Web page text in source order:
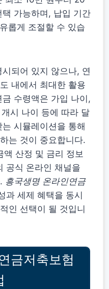
가능하며, 납입 기간
롭게 조절할 수 있습
되어 있지 않으나, 연
내에서 최대한 활용
수령액은 가입 나이,
시 나이 등에 따라 달
시뮬레이션을 통해
는 것이 중요합니다.
산정 및 금리 정보
공식 온라인 채널을
흥국생명 온라인연금
과 세제 혜택을 동시
인 선택이 될 것입니
금저축보험